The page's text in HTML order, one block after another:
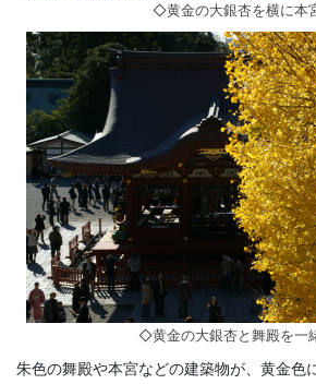
◇黄金の大銀杏を横に本
◇黄金の大銀杏と舞殿を一
朱色の舞殿や本宮などの建築物が、黄金色